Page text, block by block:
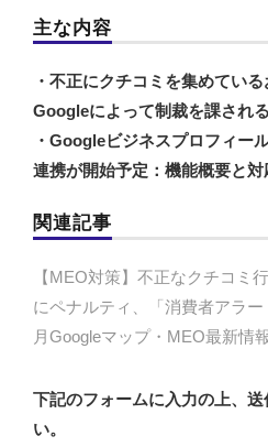
主な内容
・不正にクチコミを集めてい
Googleによって制裁を課され
・Googleビジネスプロフィー
連携が開始予定：機能概要と
関連記事
【MEO対策】不正なクチコミ
にペナルティ、「消費者アラ
月Googleマップ・MEO最新情
下記のフォームに入力の上、
い。